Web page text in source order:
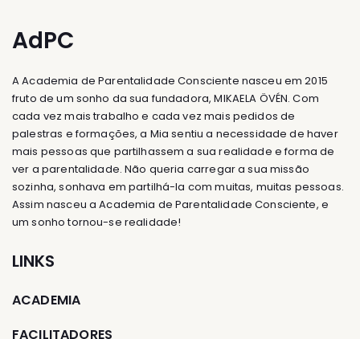
AdPC
A Academia de Parentalidade Consciente nasceu em 2015
fruto de um sonho da sua fundadora, MIKAELA ÖVÉN. Com
cada vez mais trabalho e cada vez mais pedidos de
palestras e formações, a Mia sentiu a necessidade de haver
mais pessoas que partilhassem a sua realidade e forma de
ver a parentalidade. Não queria carregar a sua missão
sozinha, sonhava em partilhá-la com muitas, muitas pessoas.
Assim nasceu a Academia de Parentalidade Consciente, e
um sonho tornou-se realidade!
LINKS
ACADEMIA
FACILITADORES